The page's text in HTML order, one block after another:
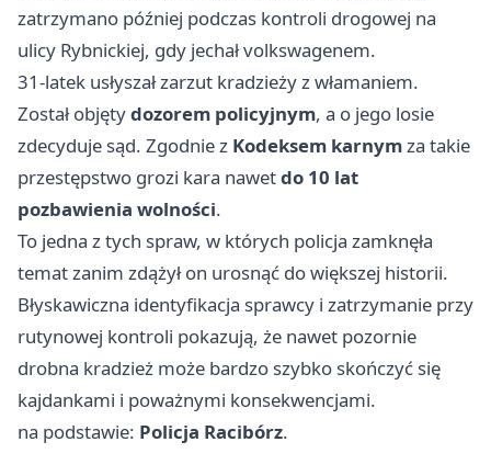
zatrzymano później podczas kontroli drogowej na
ulicy Rybnickiej, gdy jechał volkswagenem.
31-latek usłyszał zarzut kradzieży z włamaniem.
Został objętydozorem policyjnym, a o jego losie
zdecyduje sąd. Zgodnie z Kodeksem karnymza takie
przestępstwo grozi kara nawetdo 10 lat
pozbawienia wolności.
To jedna z tych spraw, w których policja zamknęła
temat zanim zdążył on urosnąć do większej historii.
Błyskawiczna identyfikacja sprawcy i zatrzymanie przy
rutynowej kontroli pokazują, że nawet pozornie
drobna kradzież może bardzo szybko skończyć się
kajdankami i poważnymi konsekwencjami.
na podstawie: Policja Racibórz.